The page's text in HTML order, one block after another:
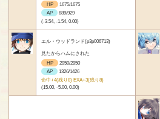
HP
1675/1675
AP
889/929
(-3.54, -1.54, 0.00)
エル・ウッドランド(p3p006713)
見たからハムにされた
HP
2950/2950
AP
1326/1426
命中+4(残り8) EXA+3(残り8)
(15.00, -5.00, 0.00)